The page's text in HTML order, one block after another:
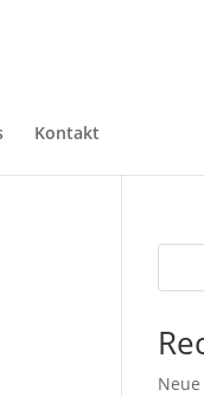
Kontakt